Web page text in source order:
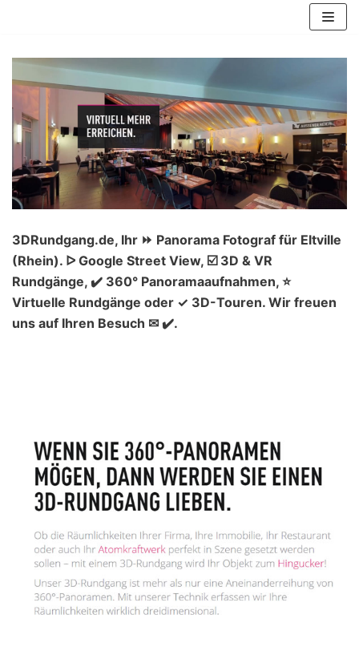
Inhalt
springen
3DRundgang.de, Ihr ⏩ Panorama Fotograf für Eltville
(Rhein). ᐅ Google Street View, ☑️ 3D & VR
Rundgänge, ✔️ 360° Panoramaaufnahmen, ⭐
Virtuelle Rundgänge oder ✓ 3D-Touren. Wir freuen
uns auf Ihren Besuch ✉ ✔️.